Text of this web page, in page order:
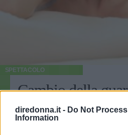
diredonna.it - Do Not
Information
SPETTACOLO
Cambio della
la notizia: per una